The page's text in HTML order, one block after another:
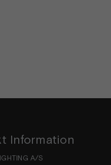
Information
A/S